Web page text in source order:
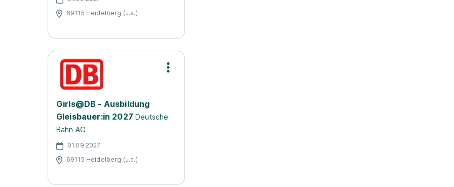
69115 Heidelberg (u.a.)
Girls@DB - Ausbildung
Gleisbauer:in 2027 Deutsche
Bahn AG
01.09.2027
69115 Heidelberg (u.a.)